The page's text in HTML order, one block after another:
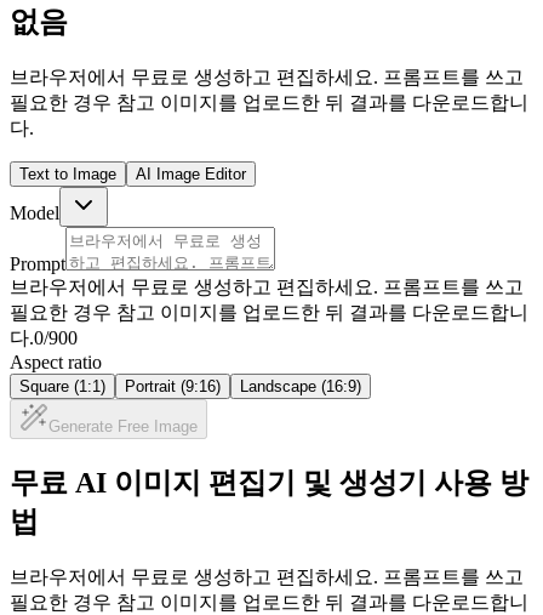
없음
브라우저에서 무료로 생성하고 편집하세요. 프롬프트를 쓰고
필요한 경우 참고 이미지를 업로드한 뒤 결과를 다운로드합니
다.
Text to Image AI Image Editor
Model
Prompt
브라우저에서 무료로 생성하고 편집하세요. 프롬프트를 쓰고
필요한 경우 참고 이미지를 업로드한 뒤 결과를 다운로드합니
다.0/900
Aspect ratio
Square (1:1) Portrait (9:16) Landscape (16:9)
Generate Free Image
무료 AI 이미지 편집기 및 생성기 사용 방
법
브라우저에서 무료로 생성하고 편집하세요. 프롬프트를 쓰고
필요한 경우 참고 이미지를 업로드한 뒤 결과를 다운로드합니